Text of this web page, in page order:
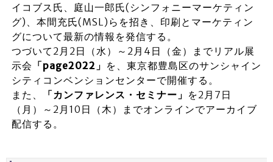
イコブス氏、庭山一郎氏(シンフォニーマーケティン
グ)、本間充氏(MSL)らを招き、印刷とマーケティン
グについて最新の情報を発信する。
つづいて2月2日（水）～2月4日（金）までリアル展
示会 「page2022」 を、東京都豊島区のサンシャイン
シティコンベンションセンターで開催する。
また、
「カンファレンス・セミナー」 を2月7日
（月）～2月10日（木）までオンラインでアーカイブ
配信する。